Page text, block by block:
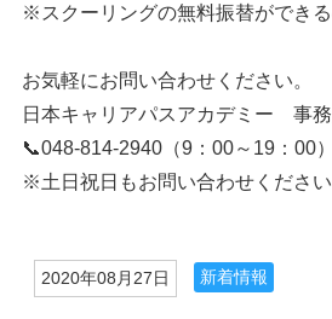
※スクーリングの無料振替ができ
お気軽にお問い合わせください。
日本キャリアパスアカデミー 事
📞048-814-2940（9：00～19：00）
※土日祝日もお問い合わせください
2020年08月27日 新着情報